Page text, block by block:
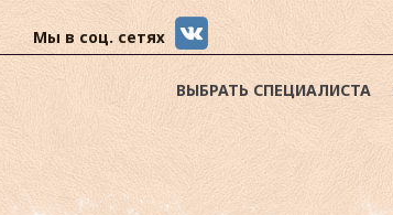
Мы в соц. сетях
ВЫБРАТЬ СПЕЦИАЛИСТА